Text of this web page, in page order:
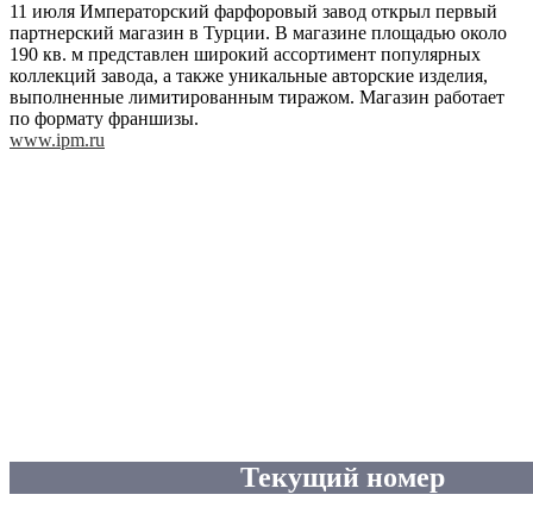
11 июля Императорский фарфоровый завод открыл первый
партнерский магазин в Турции. В магазине площадью около
190 кв. м представлен широкий ассортимент популярных
коллекций завода, а также уникальные авторские изделия,
выполненные лимитированным тиражом. Магазин работает
по формату франшизы.
www.ipm.ru
Текущий номер